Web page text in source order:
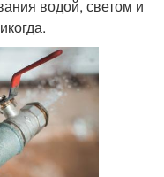
водой, светом и